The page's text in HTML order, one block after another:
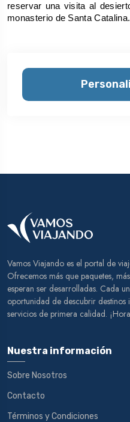
reservar una visita al
monasterio de Santa Catalina.
Vamos Viajando es el portal de
Ofrecemos más que paquetes,
esperan ser desarrolladas. Cada
oportunidad de descubrir destinos
servicios de primera calidad.
Nuestra información
Sobre Nosotros
Contacto
Términos y Condiciones